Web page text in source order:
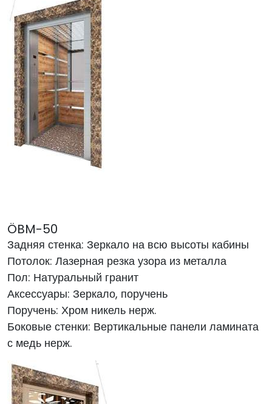
ÖBM-50
Задняя стенка: Зеркало на всю высоты кабины
Потолок: Лазерная резка узора из металла
Пол: Натуральный гранит
Аксессуары: Зеркало, поручень
Поручень: Хром никель нерж.
Боковые стенки: Вертикальные панели ламината
с медь нерж.